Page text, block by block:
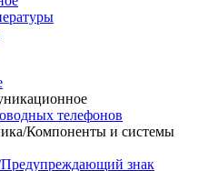
телефонов
Компоненты и системы
Предупреждающий знак